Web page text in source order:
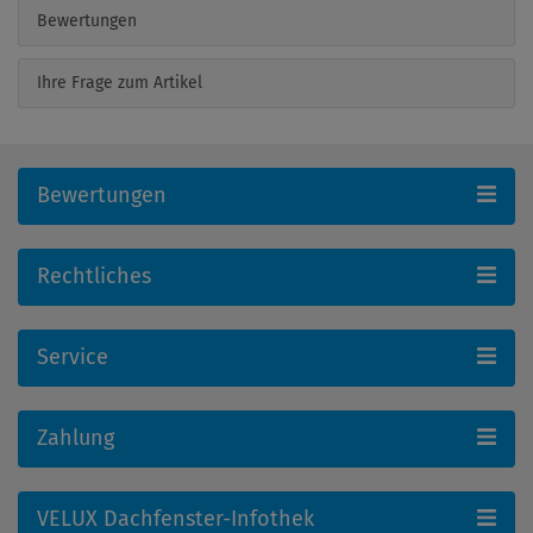
Bewertungen
Ihre Frage zum Artikel
Bewertungen
Rechtliches
Service
Zahlung
VELUX Dachfenster-Infothek